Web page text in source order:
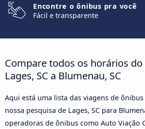
Encontre o ônibus pra você
Fácil e transparente
Compare todos os horários
Lages, SC a Blumenau, SC
Aqui está uma lista das viagens de
nossa pesquisa de Lages, SC para
operadoras de ônibus como Auto Viação